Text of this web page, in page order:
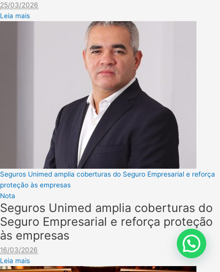
25/03/2026
Leia mais
Seguros Unimed amplia coberturas do Seguro Empresarial e reforça
proteção às empresas
Nota
Seguros Unimed amplia coberturas do
Seguro Empresarial e reforça proteção
às empresas
16/03/2026
Leia mais